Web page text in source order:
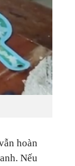
hoàn
Nếu